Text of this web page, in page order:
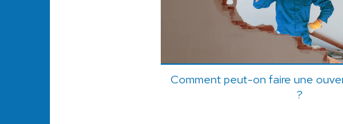
Comment peut-on faire une
?